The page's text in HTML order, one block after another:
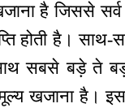
है जिससे सर्व
होती है।
सबसे बड़े ते
खजाना है।